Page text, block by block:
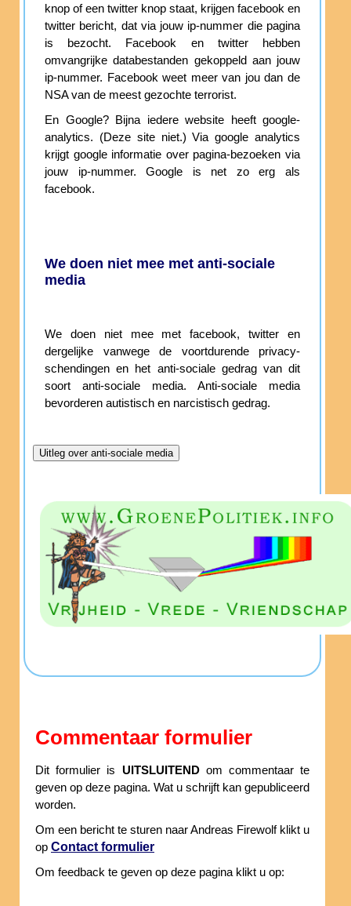
knop of een twitter knop staat, krijgen facebook en
twitter bericht, dat via jouw ip-nummer die pagina
is bezocht. Facebook en twitter hebben
omvangrijke databestanden gekoppeld aan jouw
ip-nummer. Facebook weet meer van jou dan de
NSA van de meest gezochte terrorist.
En Google? Bijna iedere website heeft google-
analytics. (Deze site niet.) Via google analytics
krijgt google informatie over pagina-bezoeken via
jouw ip-nummer. Google is net zo erg als
facebook.
We doen niet mee met anti-sociale
media
We doen niet mee met facebook, twitter en
dergelijke vanwege de voortdurende privacy-
schendingen en het anti-sociale gedrag van dit
soort anti-sociale media. Anti-sociale media
bevorderen autistisch en narcistisch gedrag.
Commentaar formulier
Dit formulier is UITSLUITENDom commentaar te
geven op deze pagina. Wat u schrijft kan gepubliceerd
worden.
Om een bericht te sturen naar Andreas Firewolf klikt u
op Contact formulier
Om feedback te geven op deze pagina klikt u op: